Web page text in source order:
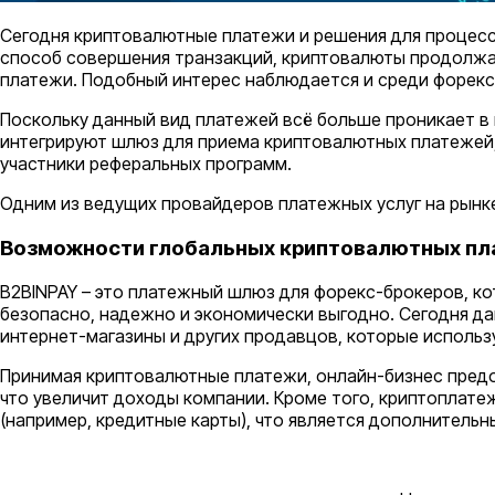
Сегодня криптовалютные платежи и решения для
способ совершения транзакций, криптовалюты
платежи. Подобный интерес наблюдается и среди
Поскольку данный вид платежей всё больше проникает
интегрируют шлюз для приема криптовалютных
участники реферальных программ.
Одним из ведущих провайдеров платежных услуг на
Возможности глобальных криптовалютных
B2BINPAY – это платежный шлюз для форекс-брокеров,
безопасно, надежно и экономически выгодно. Сегодня
интернет-магазины и других продавцов, которые
Принимая криптовалютные платежи, онлайн-бизнес
что увеличит доходы компании. Кроме того,
(например, кредитные карты), что является